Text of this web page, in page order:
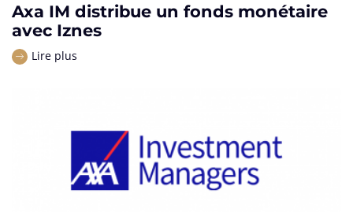
Axa IM distribue un fonds monétaire
avec Iznes
Lire plus